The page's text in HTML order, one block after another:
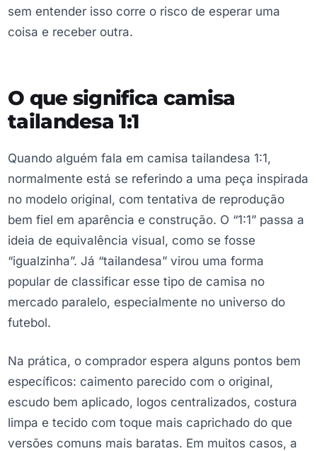
sem entender isso corre o risco de esperar uma
coisa e receber outra.
O que significa camisa
tailandesa 1:1
Quando alguém fala em camisa tailandesa 1:1,
normalmente está se referindo a uma peça inspirada
no modelo original, com tentativa de reprodução
bem fiel em aparência e construção. O “1:1” passa a
ideia de equivalência visual, como se fosse
“igualzinha”. Já “tailandesa” virou uma forma
popular de classificar esse tipo de camisa no
mercado paralelo, especialmente no universo do
futebol.
Na prática, o comprador espera alguns pontos bem
específicos: caimento parecido com o original,
escudo bem aplicado, logos centralizados, costura
limpa e tecido com toque mais caprichado do que
versões comuns mais baratas. Em muitos casos, a